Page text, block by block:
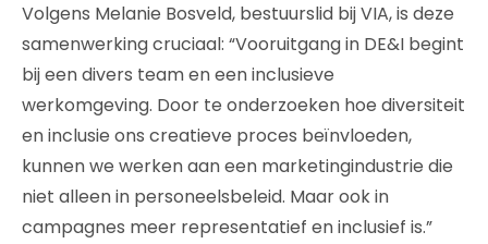
Volgens Melanie Bosveld, bestuurslid bij VIA, is deze
samenwerking cruciaal: “Vooruitgang in DE&I begint
bij een divers team en een inclusieve
werkomgeving. Door te onderzoeken hoe diversiteit
en inclusie ons creatieve proces beïnvloeden,
kunnen we werken aan een marketingindustrie die
niet alleen in personeelsbeleid. Maar ook in
campagnes meer representatief en inclusief is.”